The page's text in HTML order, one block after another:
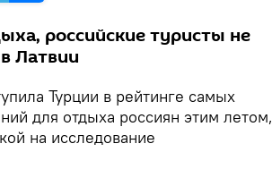
российские туристы не
Латвии
Турции в рейтинге самых
для отдыха россиян этим летом,
на исследование